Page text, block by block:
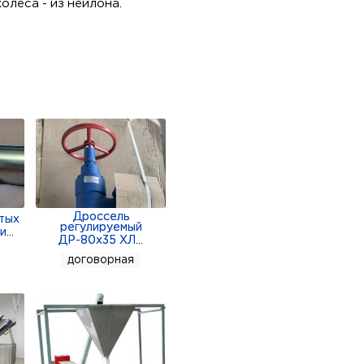
- из нейлона.
2 быстрости
725 миллиметров
погруженному в
оснащения на
Дроссель
регулируемый
ДР-80х35 ХЛ
договорная